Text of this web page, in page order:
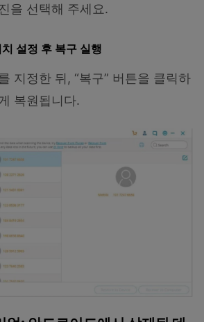
을 선택해 주세요.
설정 후 복구 실행
지정한 뒤, “복구” 버튼을 클릭하
복원됩니다.